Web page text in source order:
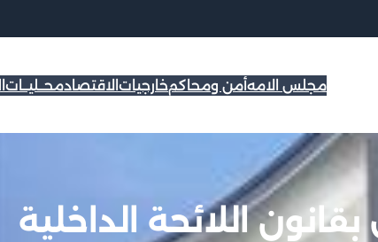
مجلس الامهأمن ومحاكمخارجيات الاقتصادمحــليــات
اللائحة الداخلية